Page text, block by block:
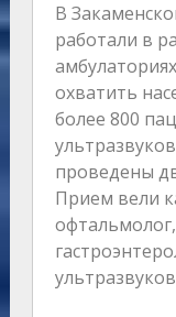
В
работали в
охватить
более 800
проведены
Прием вели